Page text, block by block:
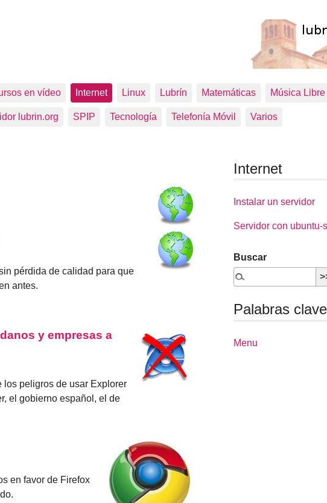
en vídeo Internet Linux Lubrín Matemáticas Música Libre
lubrin.org SPIP Tecnología Telefonía Móvil Varios
pérdida de calidad para que
antes.
y empresas a
los peligros de usar Explorer
el gobierno español, el de
en favor de Firefox
Internet
Instalar un servidor
Servidor con ubuntu-
Buscar
Palabras clave
Menu